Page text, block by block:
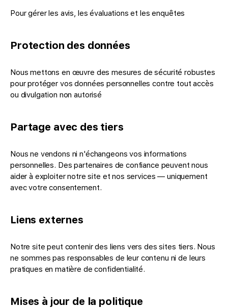
Pour gérer les avis, les évaluations et les enquêtes
Protection des données
Nous mettons en œuvre des mesures de sécurité robustes
pour protéger vos données personnelles contre tout accès
ou divulgation non autorisé
Partage avec des tiers
Nous ne vendons ni n'échangeons vos informations
personnelles. Des partenaires de confiance peuvent nous
aider à exploiter notre site et nos services — uniquement
avec votre consentement.
Liens externes
Notre site peut contenir des liens vers des sites tiers. Nous
ne sommes pas responsables de leur contenu ni de leurs
pratiques en matière de confidentialité.
Mises à jour de la politique